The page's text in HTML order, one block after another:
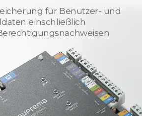
für Benutzer- und
einschließlich